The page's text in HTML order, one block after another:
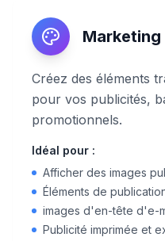
Créez des éléments
pour vos publicités,
promotionnels.
Idéal pour :
Afficher des images
Éléments de
images d'en-tête d'e-
Publicité imprimée et